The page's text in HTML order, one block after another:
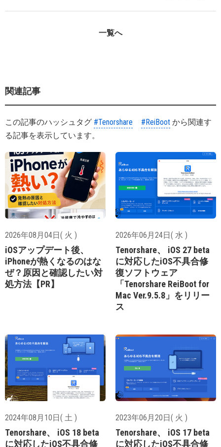
一覧へ
関連記事
この記事のハッシュタグ #Tenorshare #ReiBoot から関連す
る記事を表示しています。
2026年08月04日( 火 )
iOSアップデート後、
iPhoneが熱くなるのはな
ぜ？原因と確認したい対
処方法【PR】
2026年06月24日( 水 )
Tenorshare、 iOS 27 beta
に対応したiOS不具合修
復ソフトウェア
「Tenorshare ReiBoot for
Mac Ver.9.5.8」をリリー
ス
2024年08月10日( 土 )
Tenorshare、 iOS 18 beta
に対応したiOS不具合修
2023年06月20日( 火 )
Tenorshare、 iOS 17 beta
に対応したiOS不具合修